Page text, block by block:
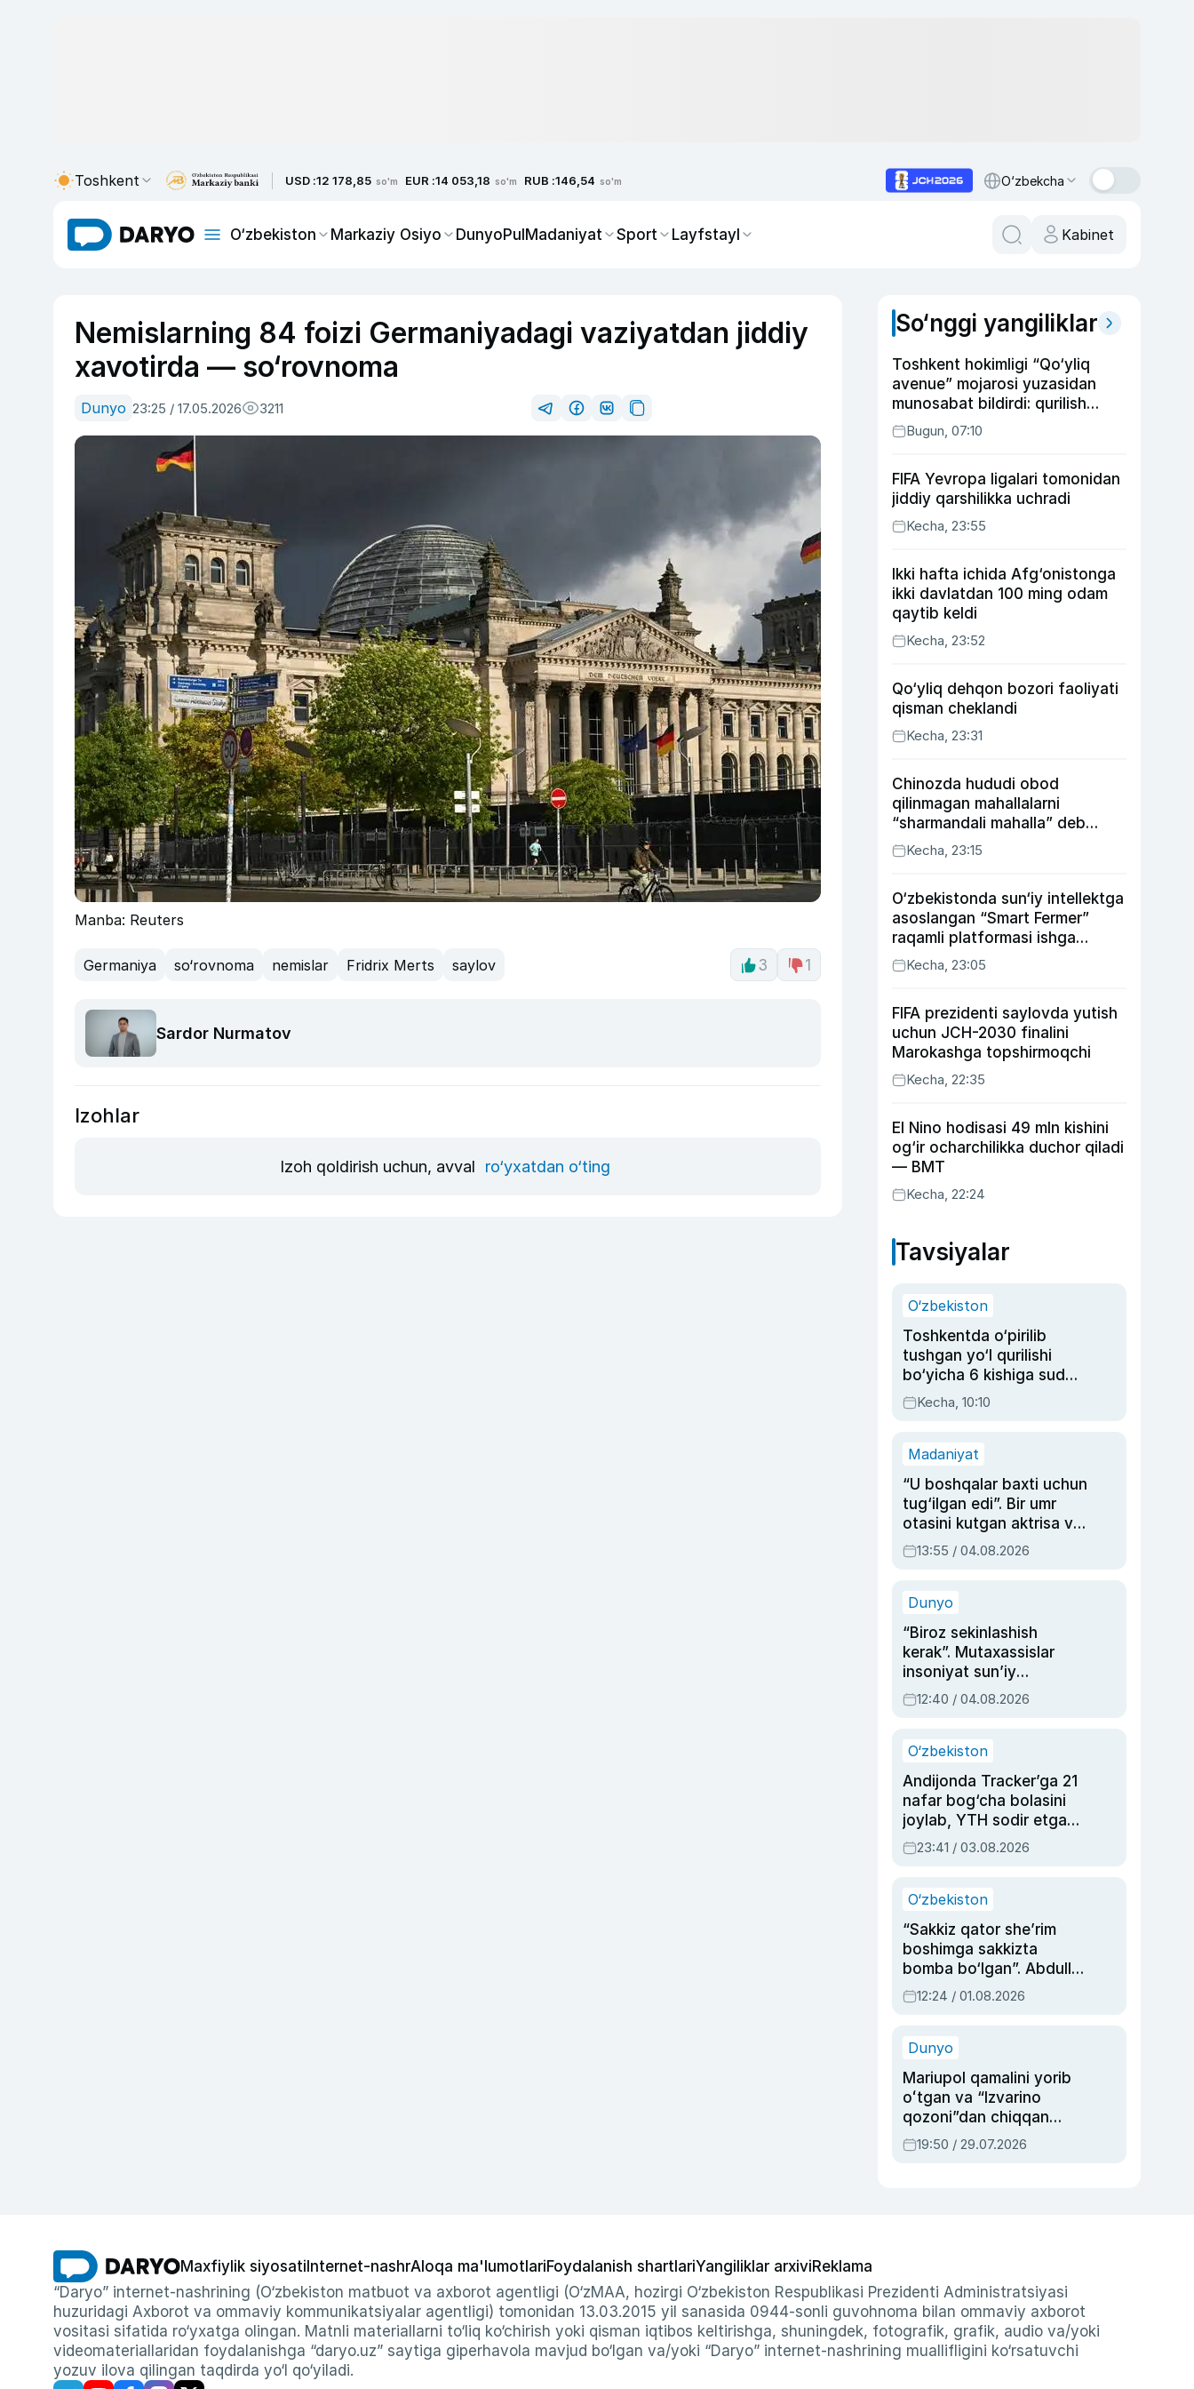
Toshkent USD :12 178,85 so'm EUR :14 053,18 so'm RUB :146,54 so'm O‘zbekcha
O‘zbekiston Markaziy Osiyo DunyoPulMadaniyat Sport Layfstayl Kabinet
Nemislarning 84 foizi Germaniyadagi vaziyatdan jiddiy
xavotirda — so‘rovnoma
Dunyo 23:25 / 17.05.2026 3211
Manba: Reuters
Germaniya so‘rovnoma nemislar Fridrix Merts saylov 3 1
Sardor Nurmatov
Izohlar
Izoh qoldirish uchun, avval ro‘yxatdan o‘ting
So‘nggi yangiliklar
Toshkent hokimligi “Qo‘yliq
avenue” mojarosi yuzasidan
munosabat bildirdi: qurilish
ishlarining 53 foizi yakunlangan
Bugun, 07:10
FIFA Yevropa ligalari tomonidan
jiddiy qarshilikka uchradi
Kecha, 23:55
Ikki hafta ichida Afg‘onistonga
ikki davlatdan 100 ming odam
qaytib keldi
Kecha, 23:52
Qo‘yliq dehqon bozori faoliyati
qisman cheklandi
Kecha, 23:31
Chinozda hududi obod
qilinmagan mahallalarni
“sharmandali mahalla” deb
belgilash boshlandi
Kecha, 23:15
O‘zbekistonda sun‘iy intellektga
asoslangan “Smart Fermer”
raqamli platformasi ishga
tushiriladi
Kecha, 23:05
FIFA prezidenti saylovda yutish
uchun JCH-2030 finalini
Marokashga topshirmoqchi
Kecha, 22:35
El Nino hodisasi 49 mln kishini
og‘ir ocharchilikka duchor qiladi
— BMT
Kecha, 22:24
Tavsiyalar
O‘zbekiston
Toshkentda o‘pirilib
tushgan yo‘l qurilishi
bo‘yicha 6 kishiga sud
hukmi o‘qildi
Kecha, 10:10
Madaniyat
“U boshqalar baxti uchun
tug‘ilgan edi”. Bir umr
otasini kutgan aktrisa va
dublyaj ustasi Rimma
Ahmedovaning
13:55 / 04.08.2026
Dunyo
“Biroz sekinlashish
kerak”. Mutaxassislar
insoniyat sun’iy
intellektni boshqara
olmay qolishidan xavotir
12:40 / 04.08.2026
O‘zbekiston
Andijonda Tracker’ga 21
nafar bog‘cha bolasini
joylab, YTH sodir etgan
ayolga sud hukmi o‘qildi
23:41 / 03.08.2026
O‘zbekiston
“Sakkiz qator she’rim
boshimga sakkizta
bomba bo‘lgan”. Abdulla
Oripovni siyosiy
ayblovlardan asrab
12:24 / 01.08.2026
Dunyo
Mariupol qamalini yorib
oʻtgan va “Izvarino
qozoni”dan chiqqan
qahramon — Ukraina
armiyasi bosh
19:50 / 29.07.2026
Maxfiylik siyosati Internet-nashrAloqa ma'lumotlariFoydalanish shartlariYangiliklar arxiviReklama
“Daryo” internet-nashrining (O‘zbekiston matbuot va axborot agentligi (O‘zMAA, hozirgi O‘zbekiston Respublikasi Prezidenti Administratsiyasi
huzuridagi Axborot va ommaviy kommunikatsiyalar agentligi) tomonidan 13.03.2015 yil sanasida 0944-sonli guvohnoma bilan ommaviy axborot
vositasi sifatida ro‘yxatga olingan. Matnli materiallarni to‘liq ko‘chirish yoki qisman iqtibos keltirishga, shuningdek, fotografik, grafik, audio va/yoki
videomateriallaridan foydalanishga “daryo.uz” saytiga giperhavola mavjud bo‘lgan va/yoki “Daryo” internet-nashrining muallifligini ko‘rsatuvchi
yozuv ilova qilingan taqdirda yo‘l qo‘yiladi.